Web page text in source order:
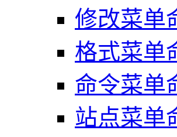
修改菜单
格式菜单
命令菜单
站点菜单